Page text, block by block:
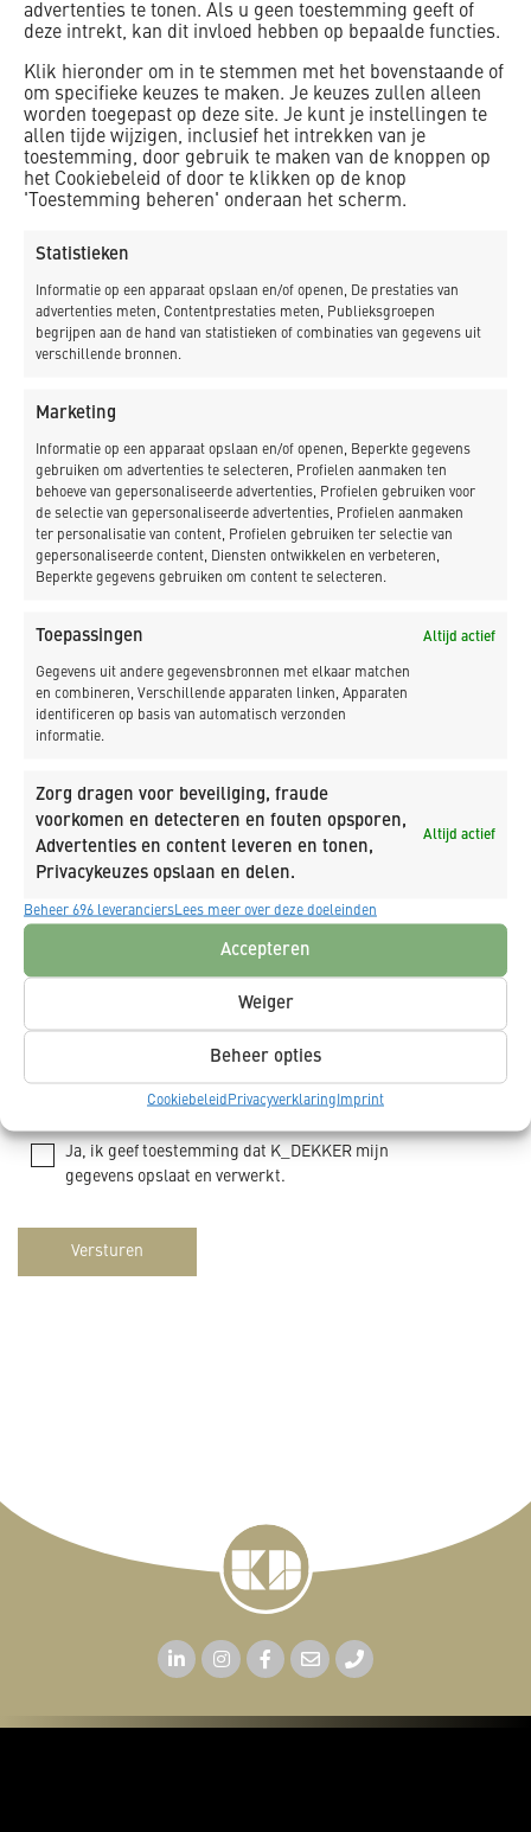
advertenties te tonen. Als u geen toestemming geeft of
deze intrekt, kan dit invloed hebben op bepaalde functies.
Klik hieronder om in te stemmen met het bovenstaande of
om specifieke keuzes te maken. Je keuzes zullen alleen
worden toegepast op deze site. Je kunt je instellingen te
allen tijde wijzigen, inclusief het intrekken van je
toestemming, door gebruik te maken van de knoppen op
het Cookiebeleid of door te klikken op de knop
'Toestemming beheren' onderaan het scherm.
Statistieken
Informatie op een apparaat opslaan en/of openen, De prestaties van
advertenties meten, Contentprestaties meten, Publieksgroepen
begrijpen aan de hand van statistieken of combinaties van gegevens uit
verschillende bronnen.
Marketing
Informatie op een apparaat opslaan en/of openen, Beperkte gegevens
gebruiken om advertenties te selecteren, Profielen aanmaken ten
behoeve van gepersonaliseerde advertenties, Profielen gebruiken voor
de selectie van gepersonaliseerde advertenties, Profielen aanmaken
ter personalisatie van content, Profielen gebruiken ter selectie van
gepersonaliseerde content, Diensten ontwikkelen en verbeteren,
Beperkte gegevens gebruiken om content te selecteren.
Toepassingen Altijd actief
Gegevens uit andere gegevensbronnen met elkaar matchen
en combineren, Verschillende apparaten linken, Apparaten
identificeren op basis van automatisch verzonden
informatie.
Zorg dragen voor beveiliging, fraude
voorkomen en detecteren en fouten opsporen,
Advertenties en content leveren en tonen,
Privacykeuzes opslaan en delen.
Altijd actief
Beheer 696 leveranciersLees meer over deze doeleinden
Accepteren
Weiger
Beheer opties
Cookiebeleid Privacyverklaring Imprint
Ja, schrijf mij in op de nieuwsbrief van K_DEKKER.
Ja, ik geef toestemming dat K_DEKKER mijn
gegevens opslaat en verwerkt.
Versturen